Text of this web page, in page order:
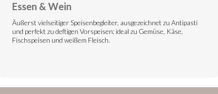
Essen & Wein
Äußerst vielseitiger Speisenbegleiter, ausgezeichnet zu Antipasti
und perfekt zu deftigen Vorspeisen; ideal zu Gemüse, Käse,
Fischspeisen und weißem Fleisch.